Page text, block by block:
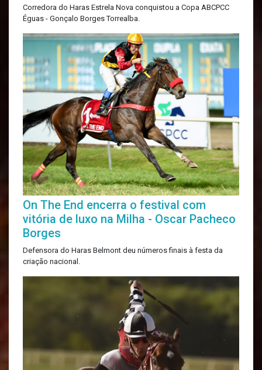
Corredora do Haras Estrela Nova conquistou a Copa ABCPCC
Éguas - Gonçalo Borges Torrealba.
On The End encerra o festival com
vitória de luxo na Milha - Oscar Pacheco
Borges
Defensora do Haras Belmont deu números finais à festa da
criação nacional.